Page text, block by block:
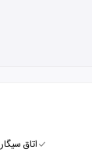
اتاق سیگار